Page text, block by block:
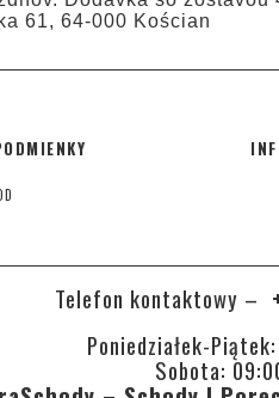
61, 64-000 Kościan
Telefon kontaktowy –
Poniedziałek-
Sobota: